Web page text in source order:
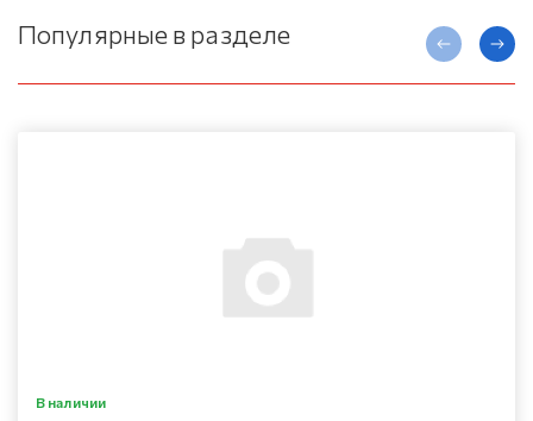
Популярные в разделе
В наличии